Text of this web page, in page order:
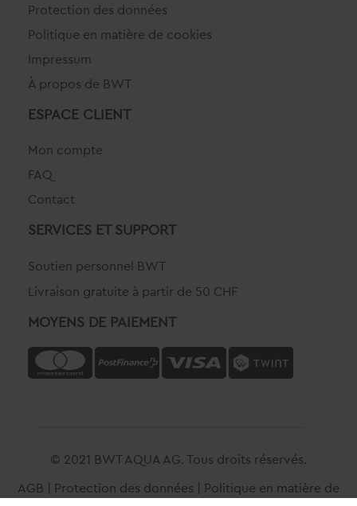
Protection des données
Politique en matière de cookies
Impressum
À propos de BWT
ESPACE CLIENT
Mon compte
FAQ
Contact
SERVICES ET SUPPORT
Soutien personnel BWT
Livraison gratuite à partir de 50 CHF
MOYENS DE PAIEMENT
© 2021 BWT AQUA AG. Tous droits réservés.
AGB | Protection des données | Politique en matière de